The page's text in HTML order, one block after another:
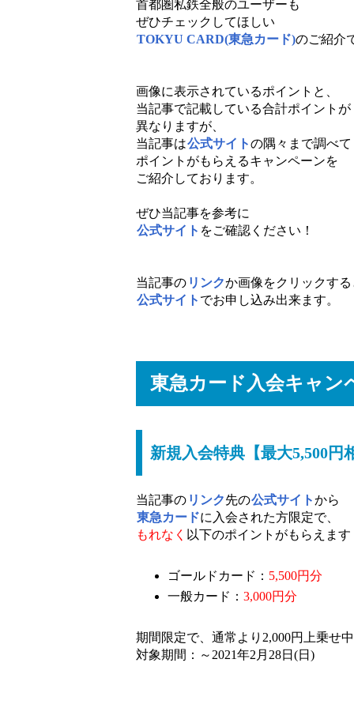
首都圏私鉄全般のユーザーも
ぜひチェックしてほしい
TOKYU CARD(東急カード)のご紹介
画像に表示されているポイントと、
当記事で記載している合計ポイントが
異なりますが、
当記事は公式サイトの隅々まで調べて
ポイントがもらえるキャンペーンを
ご紹介しております。
ぜひ当記事を参考に
公式サイト をご確認ください！
当記事の リンクか画像をクリックする
公式サイト でお申し込み出来ます。
東急カード入会キャン
新規入会特典【最大5,500円
当記事の リンク先の公式サイトから
東急カードに入会された方限定で、
もれなく 以下のポイントがもらえます
ゴールドカード： 5,500円分
一般カード： 3,000円分
期間限定で、通常より2,000円上乗せ中
対象期間：～2021年2月28日(日)